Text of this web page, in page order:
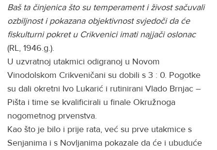
Baš ta činjenica što su temperament i živost sačuvali
ozbiljnost i pokazana objektivnost svjedoči da će
fiskulturni pokret u Crikvenici imati najjači oslonac
(RL, 1946.g.).
U uzvratnoj utakmici odigranoj u Novom
Vinodolskom Crikveničani su dobili s 3 : 0. Pogotke
su dali okretni Ivo Lukarić i rutinirani Vlado Brnjac –
Pišta i time se kvalificirali u finale Okružnoga
nogometnog prvenstva.
Kao što je bilo i prije rata, već su prve utakmice s
Senjanima i s Novljanima pokazale da će i ubuduće